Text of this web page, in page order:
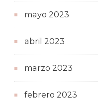
mayo 2023
abril 2023
marzo 2023
febrero 2023